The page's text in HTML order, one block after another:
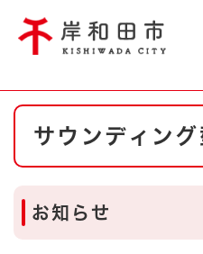
やさしい日本語
文字サイズ 標準
防災・緊急情報
ハザードマップ
本
サウンディン
お知らせ